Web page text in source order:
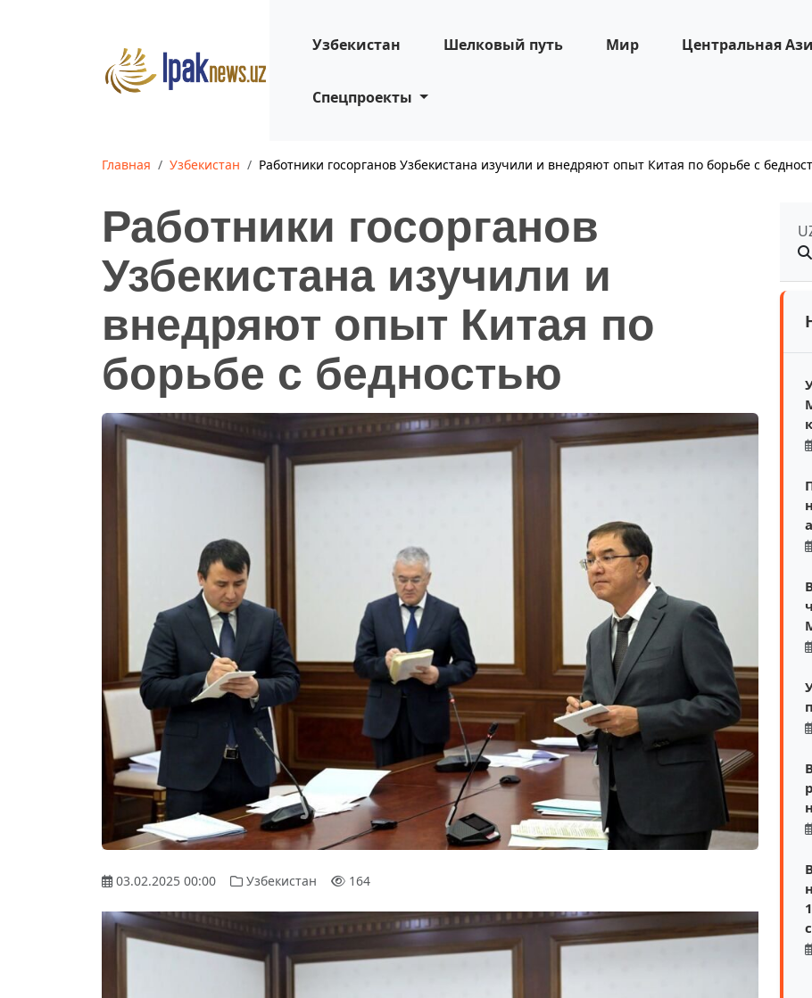
Узбекистан Шелковый путь Мир Центральная
Спецпроекты
Главная Узбекистан Работники госорганов Узбекистана изучили и внедряют опыт Китая по борьбе с
Работники госорганов
Узбекистана изучили и
внедряют опыт Китая по
борьбе с бедностью
03.02.2025 00:00 Узбекистан 164